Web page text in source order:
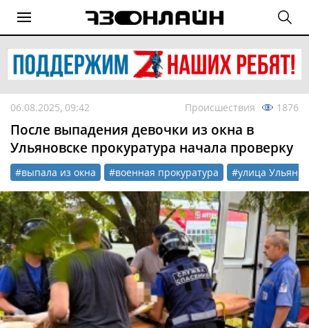
06.08.2025, 09:42 Происшествия 1876
После выпадения девочки из окна в
Ульяновске прокуратура начала проверку
#выпала из окна #военная прокуратура #улица Ульяны